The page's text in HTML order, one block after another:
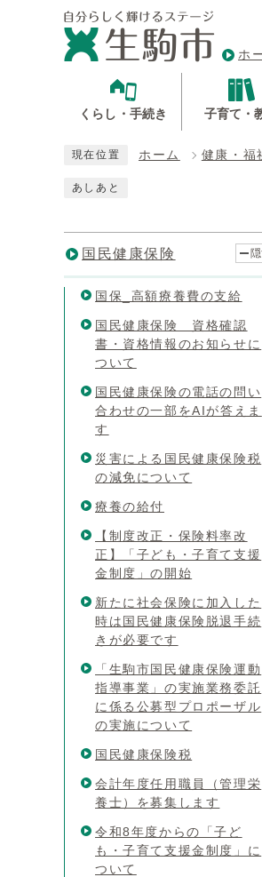
ホ
くらし・手続き 子育て・
現在位置 ホーム 健康・福
あしあと
国民健康保険
国保_高額療養費の支給
国民健康保険 資格確認
書・資格情報のお知らせに
ついて
国民健康保険の電話の問い
合わせの一部をAIが答えま
す
災害による国民健康保険税
の減免について
療養の給付
【制度改正・保険料率改
正】「子ども・子育て支援
金制度」の開始
新たに社会保険に加入した
時は国民健康保険脱退手続
きが必要です
「生駒市国民健康保険運動
指導事業」の実施業務委託
に係る公募型プロポーザル
の実施について
国民健康保険税
会計年度任用職員（管理栄
養士）を募集します
令和8年度からの「子ど
も・子育て支援金制度」に
ついて